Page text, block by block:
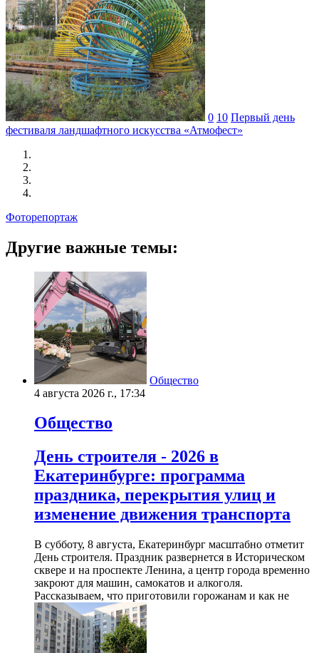
0 10 Первый день
фестиваля ландшафтного искусства «Атмофест»
Фоторепортаж
Другие важные темы:
Общество
4 августа 2026 г., 17:34
Общество
День строителя - 2026 в
Екатеринбурге: программа
праздника, перекрытия улиц и
изменение движения транспорта
В субботу, 8 августа, Екатеринбург масштабно отметит
День строителя. Праздник развернется в Историческом
сквере и на проспекте Ленина, а центр города временно
закроют для машин, самокатов и алкоголя.
Рассказываем, что приготовили горожанам и как не